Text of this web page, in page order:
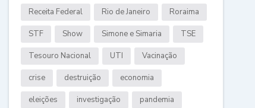
Receita Federal Rio de Janeiro Roraima
STF Show Simone e Simaria TSE
Tesouro Nacional UTI Vacinação
crise destruição economia
eleições investigação pandemia